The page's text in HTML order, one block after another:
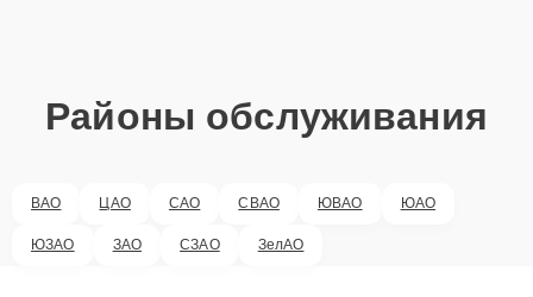
Районы обслуживания
ВАО ЦАО САО СВАО ЮВАО ЮАО
ЮЗАО ЗАО СЗАО ЗелАО